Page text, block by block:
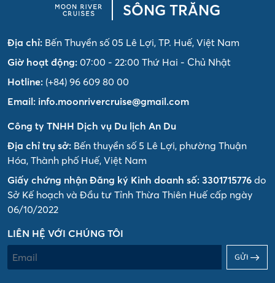
SÔNG TRĂNG
Địa chỉ: Bến Thuyền số 05 Lê Lợi, TP. Huế, Việt Nam
Giờ hoạt động: 07:00 - 22:00 Thứ Hai - Chủ Nhật
Hotline: (+84) 96 609 80 00
Email: info.moonrivercruise@gmail.com
Công ty TNHH Dịch vụ Du lịch An Du
Địa chỉ trụ sở: Bến thuyền số 5 Lê Lợi, phường Thuận
Hóa, Thành phố Huế, Việt Nam
Giấy chứng nhận Đăng ký Kinh doanh số: 3301715776 do
Sở Kế hoạch và Đầu tư Tỉnh Thừa Thiên Huế cấp ngày
06/10/2022
LIÊN HỆ VỚI CHÚNG TÔI
GỬI